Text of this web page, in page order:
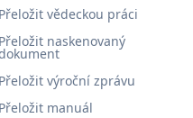
Přeložit vědeckou práci
Přeložit naskenovaný
Přeložit výroční zprávu
Přeložit manuál